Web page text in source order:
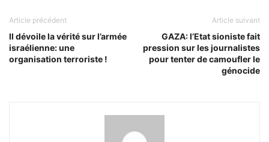
Article précédent
Il dévoile la vérité sur l’armée
israélienne: une
organisation terroriste !
Article suivant
GAZA: l’Etat sioniste fait
pression sur les journalistes
pour tenter de camoufler le
génocide